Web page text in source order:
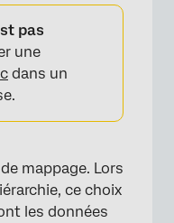
×
pas
une
dans un
mappage. Lors
ce choix
les données